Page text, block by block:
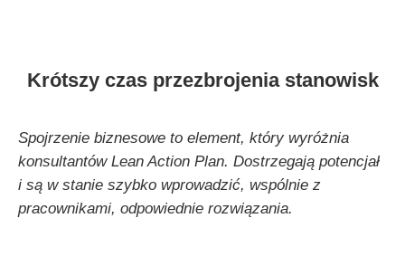
Krótszy czas przezbrojenia stanowisk
Spojrzenie biznesowe to element, który wyróżnia
konsultantów Lean Action Plan. Dostrzegają potencjał
i są w stanie szybko wprowadzić, wspólnie z
pracownikami, odpowiednie rozwiązania.